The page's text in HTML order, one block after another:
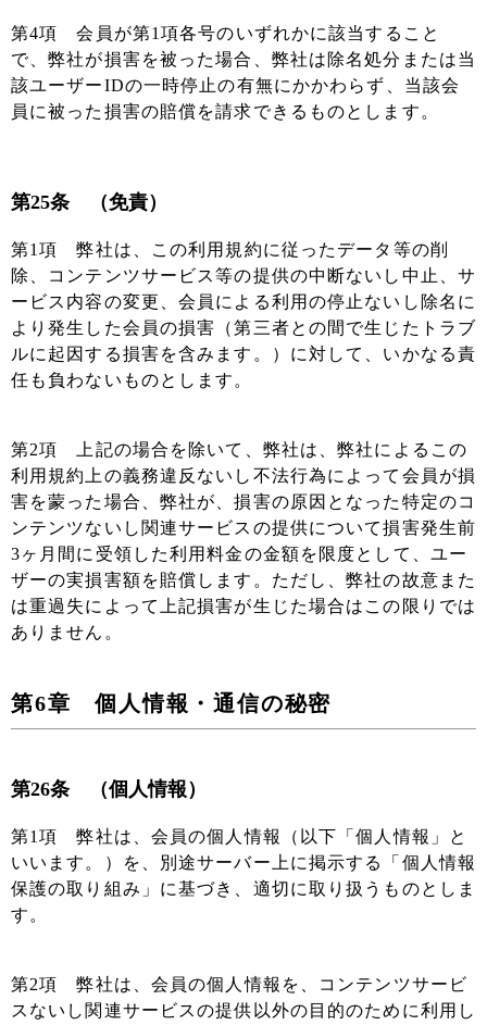
第4項 会員が第1項各号のいずれかに該当すること
で、弊社が損害を被った場合、弊社は除名処分または当
該ユーザーIDの一時停止の有無にかかわらず、当該会
員に被った損害の賠償を請求できるものとします。
第25条 （免責）
第1項 弊社は、この利用規約に従ったデータ等の削
除、コンテンツサービス等の提供の中断ないし中止、サ
ービス内容の変更、会員による利用の停止ないし除名に
より発生した会員の損害（第三者との間で生じたトラブ
ルに起因する損害を含みます。）に対して、いかなる責
任も負わないものとします。
第2項 上記の場合を除いて、弊社は、弊社によるこの
利用規約上の義務違反ないし不法行為によって会員が損
害を蒙った場合、弊社が、損害の原因となった特定のコ
ンテンツないし関連サービスの提供について損害発生前
3ヶ月間に受領した利用料金の金額を限度として、ユー
ザーの実損害額を賠償します。ただし、弊社の故意また
は重過失によって上記損害が生じた場合はこの限りでは
ありません。
第6章 個人情報・通信の秘密
第26条 （個人情報）
第1項 弊社は、会員の個人情報（以下「個人情報」と
いいます。）を、別途サーバー上に掲示する「個人情報
保護の取り組み」に基づき、適切に取り扱うものとしま
す。
第2項 弊社は、会員の個人情報を、コンテンツサービ
スないし関連サービスの提供以外の目的のために利用し